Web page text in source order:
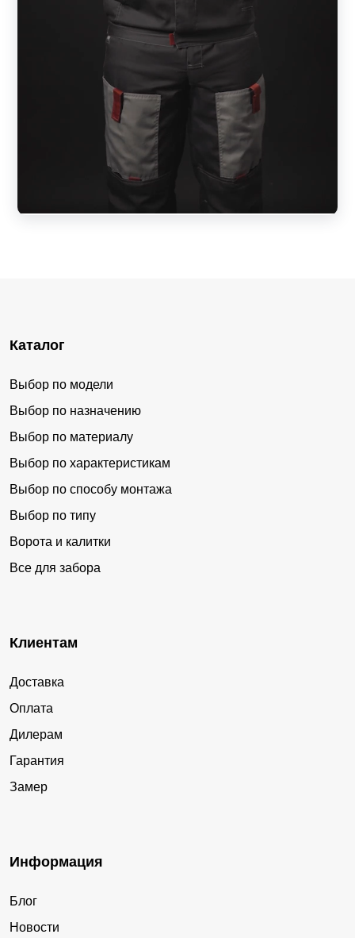
Каталог
Выбор по модели
Выбор по назначению
Выбор по материалу
Выбор по характеристикам
Выбор по способу монтажа
Выбор по типу
Ворота и калитки
Все для забора
Клиентам
Доставка
Оплата
Дилерам
Гарантия
Замер
Информация
Блог
Новости